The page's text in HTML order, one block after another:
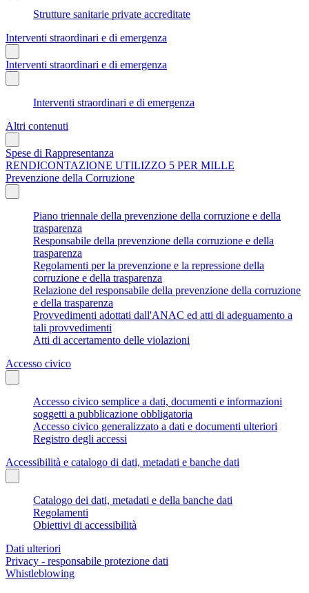
Strutture sanitarie private accreditate
Interventi straordinari e di emergenza
Interventi straordinari e di emergenza
Interventi straordinari e di emergenza
Altri contenuti
Spese di Rappresentanza
RENDICONTAZIONE UTILIZZO 5 PER MILLE
Prevenzione della Corruzione
Piano triennale della prevenzione della corruzione e della
trasparenza
Responsabile della prevenzione della corruzione e della
trasparenza
Regolamenti per la prevenzione e la repressione della
corruzione e della trasparenza
Relazione del responsabile della prevenzione della corruzione
e della trasparenza
Provvedimenti adottati dall'ANAC ed atti di adeguamento a
tali provvedimenti
Atti di accertamento delle violazioni
Accesso civico
Accesso civico semplice a dati, documenti e informazioni
soggetti a pubblicazione obbligatoria
Accesso civico generalizzato a dati e documenti ulteriori
Registro degli accessi
Accessibilità e catalogo di dati, metadati e banche dati
Catalogo dei dati, metadati e della banche dati
Regolamenti
Obiettivi di accessibilità
Dati ulteriori
Privacy - responsabile protezione dati
Whistleblowing